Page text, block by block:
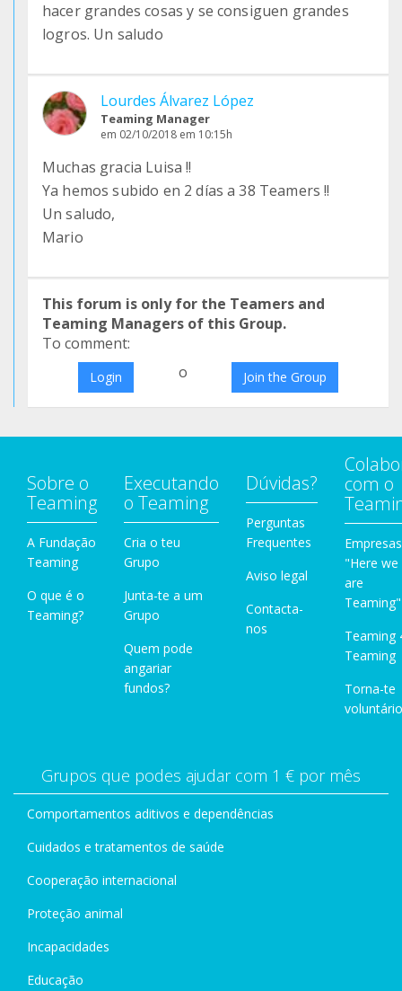
hacer grandes cosas y se consiguen grandes
logros. Un saludo
Lourdes Álvarez López
Teaming Manager
em 02/10/2018 em 10:15h
Muchas gracia Luisa !!
Ya hemos subido en 2 días a 38 Teamers !!
Un saludo,
Mario
This forum is only for the Teamers and
Teaming Managers of this Group.
To comment:
Login o Join the Group
Sobre o
Teaming
A Fundação
Teaming
O que é o
Teaming?
Executando
o Teaming
Cria o teu
Grupo
Junta-te a um
Grupo
Quem pode
angariar
fundos?
Dúvidas?
Perguntas
Frequentes
Aviso legal
Contacta-
nos
com o
Empresas
"Here we
are
Teaming"
Teaming
Teaming
Torna-te
Grupos que podes ajudar com 1 € por mês
Comportamentos aditivos e dependências
Cuidados e tratamentos de saúde
Cooperação internacional
Proteção animal
Incapacidades
Educação